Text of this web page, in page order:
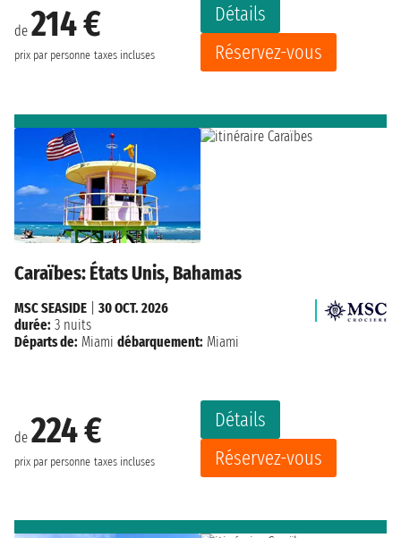
de 214 €
prix par personne taxes incluses
Détails
Réservez-vous
Caraïbes: États Unis, Bahamas
de 224 €
prix par personne taxes incluses
Détails
Réservez-vous
MSC SEASIDE
30 OCT. 2026
durée: 3 nuits
Départs de: Miami débarquement: Miami